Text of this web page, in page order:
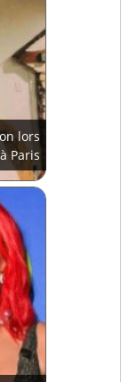
lors
Paris